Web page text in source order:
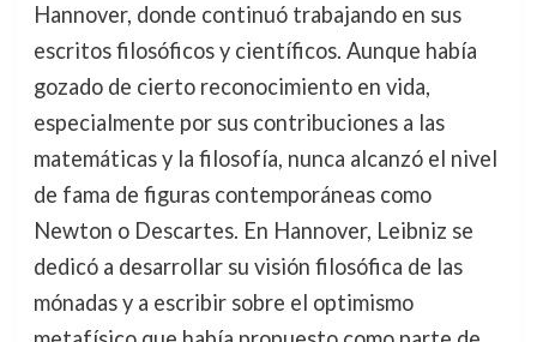
Hannover, donde continuó trabajando en sus
escritos filosóficos y científicos. Aunque había
gozado de cierto reconocimiento en vida,
especialmente por sus contribuciones a las
matemáticas y la filosofía, nunca alcanzó el nivel
de fama de figuras contemporáneas como
Newton o Descartes. En Hannover, Leibniz se
dedicó a desarrollar su visión filosófica de las
mónadas y a escribir sobre el optimismo